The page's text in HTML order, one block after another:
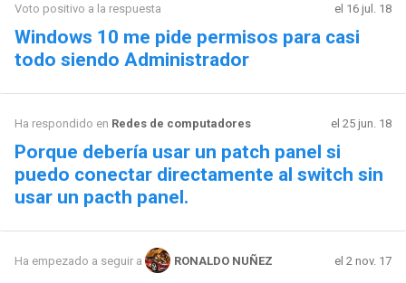
Voto positivo a la respuesta el 16 jul. 18
Windows 10 me pide permisos para casi
todo siendo Administrador
Ha respondido en Redes de computadores el 25 jun. 18
Porque debería usar un patch panel si
puedo conectar directamente al switch sin
usar un pacth panel.
Ha empezado a seguir a RONALDO NUÑEZ el 2 nov. 17